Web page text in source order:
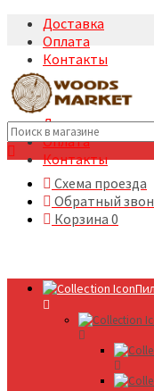
Доставка
Оплата
Контакты
+7(495)5322633
Доставка
Оплата
Контакты
Схема проезда
Обратный
Корзина 0